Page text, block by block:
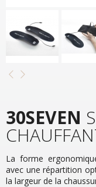
30SEVEN
La forme
avec une répartition
la largeur de la